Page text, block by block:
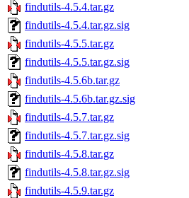
findutils-4.5.4.tar.gz
findutils-4.5.4.tar.gz.sig
findutils-4.5.5.tar.gz
findutils-4.5.5.tar.gz.sig
findutils-4.5.6b.tar.gz
findutils-4.5.6b.tar.gz.sig
findutils-4.5.7.tar.gz
findutils-4.5.7.tar.gz.sig
findutils-4.5.8.tar.gz
findutils-4.5.8.tar.gz.sig
findutils-4.5.9.tar.gz